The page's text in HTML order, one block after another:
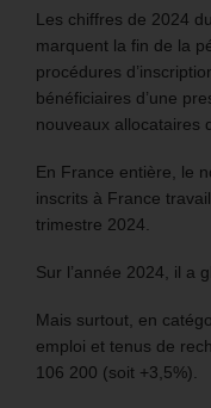
Les chiffres de 2024
marquent la fin de la
procédures
bénéficiaires d’une
nouveaux allocataires
En France entière, le
inscrits à France
trimestre 2024.
Sur l’année 2024, il a
Mais surtout, en
emploi et tenus de
106 200 (soit +3,5%).